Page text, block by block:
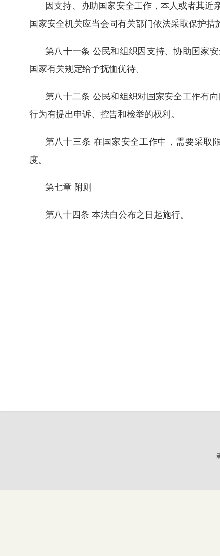
因支持、协助国家安全工作，本人或者其
国家安全机关应当会同有关部门依法采取保护措
第八十一条 公民和组织因支持、协助国家
国家有关规定给予抚恤优待。
第八十二条 公民和组织对国家安全工作有
行为有提出申诉、控告和检举的权利。
第八十三条 在国家安全工作中，需要采取
度。
第七章 附则
第八十四条 本法自公布之日起施行。